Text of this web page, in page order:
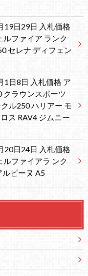
19日29日 入札価格
ルファイア ランク
セレナ ディフェン
1日8日 入札価格 ア
クラウンスポーツ
ル250 ハリアー モ
ス RAV4 ジムニー
20日24日 入札価格
ルファイアラ ンク
ルピーヌ A5